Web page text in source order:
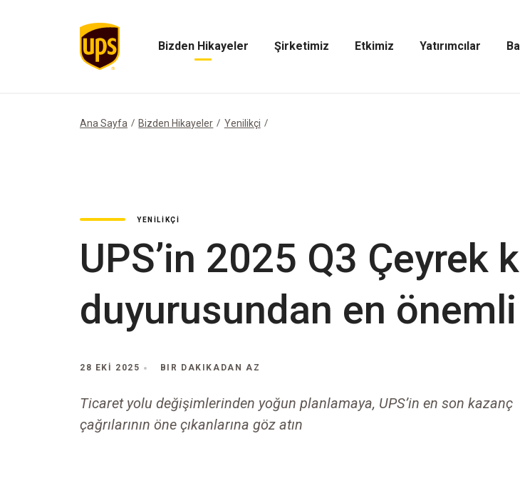
Bizden Hikayeler Şirketimiz Etkimiz Yatırımcılar
Ana Sayfa Bizden Hikayeler Yenilikçi
YENILIKÇI
UPS’in 2025 Q3 Çeyrek
duyurusundan en önemli
28 EKI 2025 BIR DAKIKADAN AZ
Ticaret yolu değişimlerinden yoğun planlamaya, UPS’in en son kazanç
çağrılarının öne çıkanlarına göz atın